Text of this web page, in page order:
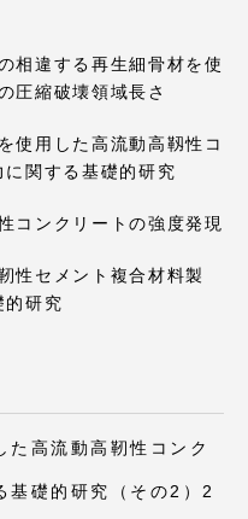
相違する再生細骨材を使
圧縮破壊領域長さ
使用した高流動高靱性コ
関する基礎的研究
コンクリートの強度発現
性セメント複合材料製
的研究
た高流動高靭性コンク
基礎的研究（その2）2